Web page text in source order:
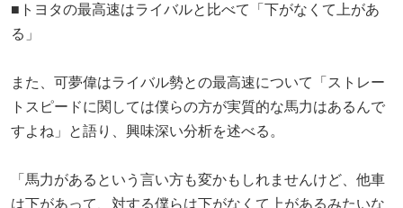
■トヨタの最高速はライバルと比べて「下がなくて上があ
る」
また、可夢偉はライバル勢との最高速について「ストレー
トスピードに関しては僕らの方が実質的な馬力はあるんで
すよね」と語り、興味深い分析を述べる。
「馬力があるという言い方も変かもしれませんけど、他車
は下があって、対する僕らは下がなくて上があるみたいな